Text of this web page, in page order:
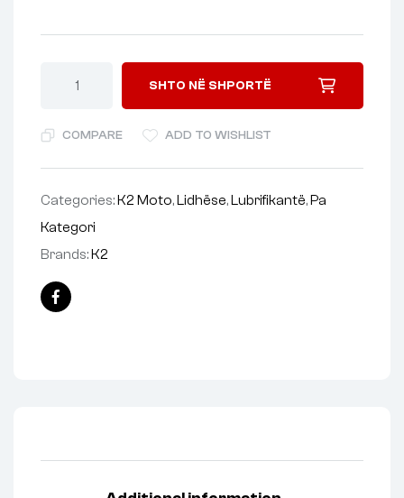
SHTO NË SHPORTË
COMPARE ADD TO WISHLIST
Categories:K2 Moto,Lidhëse,Lubrifikantë,Pa
Kategori
Brands:K2
Facebook